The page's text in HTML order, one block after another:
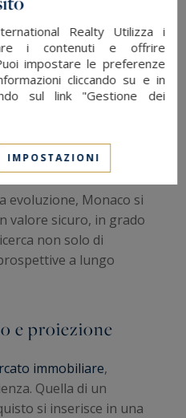
i mercati storici.
e fiscali hanno
Alcuni
dopo la Brexit, hanno
base in Europa,
e dalla sua
Schengen.
evoluzione, Monaco si
valore sicuro, in grado
non solo di
a lungo
e proiezione
immobiliare,
Quella di un
si inserisce in una
Realty Utilizza i
i contenuti e offrire
impostare le preferenze
cliccando su e in
sul link "Gestione dei
IMPOSTAZIONI